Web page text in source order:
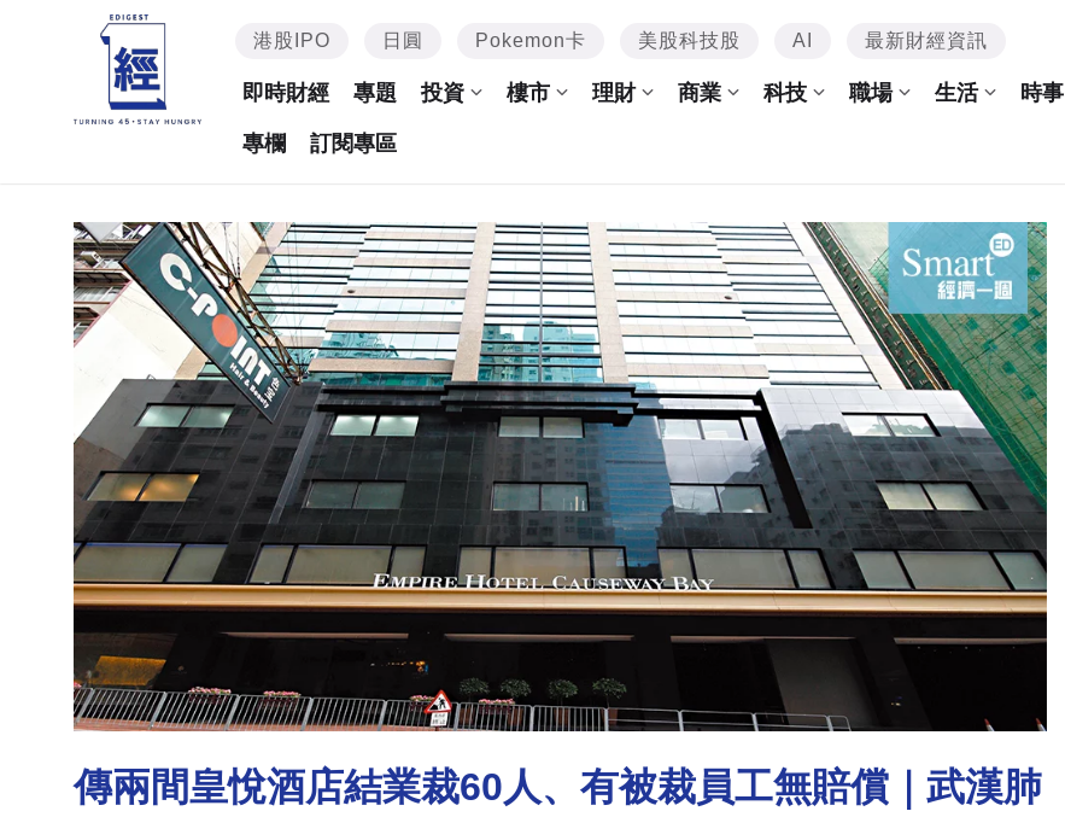
港股IPO 日圓 Pokemon卡 美股科技股 AI 最新財經資訊
即時財經 專題 投資 樓市 理財 商業 科技 職場 生活 時事
專欄 訂閱專區
傳兩間皇悅酒店結業裁60人、有被裁員工無賠償｜武漢肺